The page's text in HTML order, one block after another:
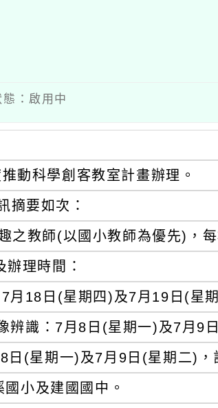
：啟用中
動科學創客教室計畫辦理。
摘要如次：
之教師(以國小教師為優先)，
辦理時間：
月18日(星期四)及7月19日(星
辨識：7月8日(星期一)及7月9
日(星期一)及7月9日(星期二)，
小及建國國中。